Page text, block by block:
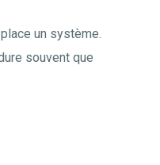
un système.
souvent que